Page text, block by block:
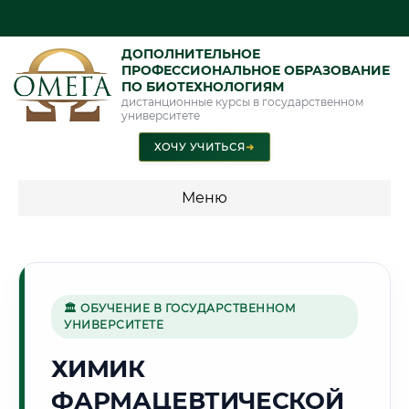
ДОПОЛНИТЕЛЬНОЕ
ПРОФЕССИОНАЛЬНОЕ ОБРАЗОВАНИЕ
ПО БИОТЕХНОЛОГИЯМ
дистанционные курсы в государственном
университете
ХОЧУ УЧИТЬСЯ➜
Меню
Г. КОМСОМОЛЬСК-НА-АМУРЕ
🏛 ОБУЧЕНИЕ В ГОСУДАРСТВЕННОМ
УНИВЕРСИТЕТЕ
ХИМИК
ФАРМАЦЕВТИЧЕСКОЙ